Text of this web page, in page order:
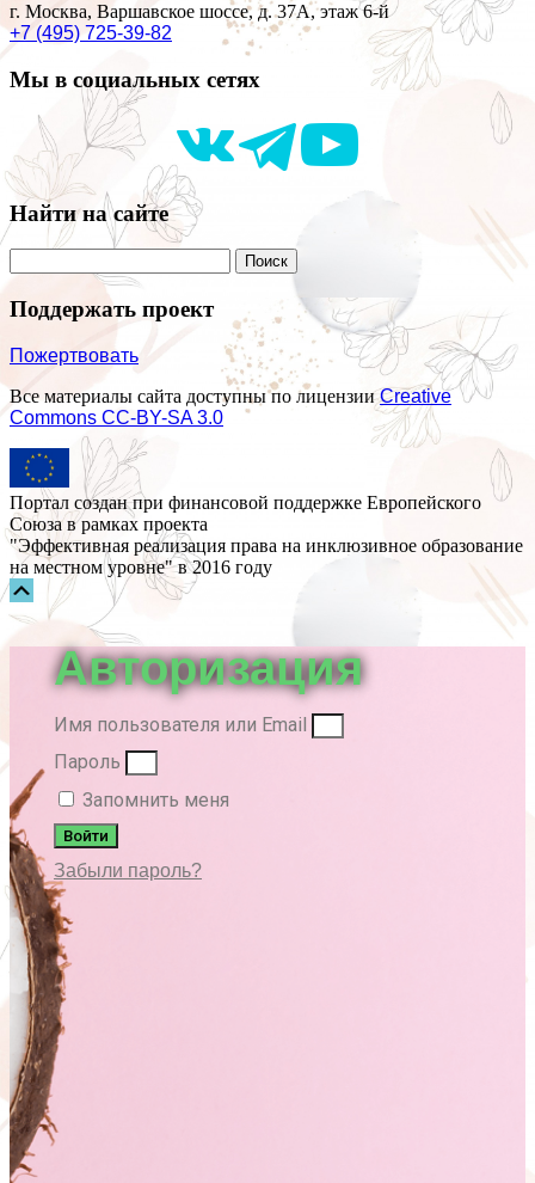
г. Москва, Варшавское шоссе, д. 37А, этаж 6-й
+7 (495) 725-39-82
Мы в социальных сетях
Найти на сайте
Поддержать проект
Пожертвовать
Все материалы сайта доступны по лицензииCreative
Commons СС-BY-SA 3.0
Портал создан при финансовой поддержке Европейского
Союза в рамках проекта
"Эффективная реализация права на инклюзивное образование
на местном уровне" в 2016 году
Прокрутка
вверх
Авторизация
Имя пользователя или Email
Пароль
Запомнить меня
Войти
Забыли пароль?